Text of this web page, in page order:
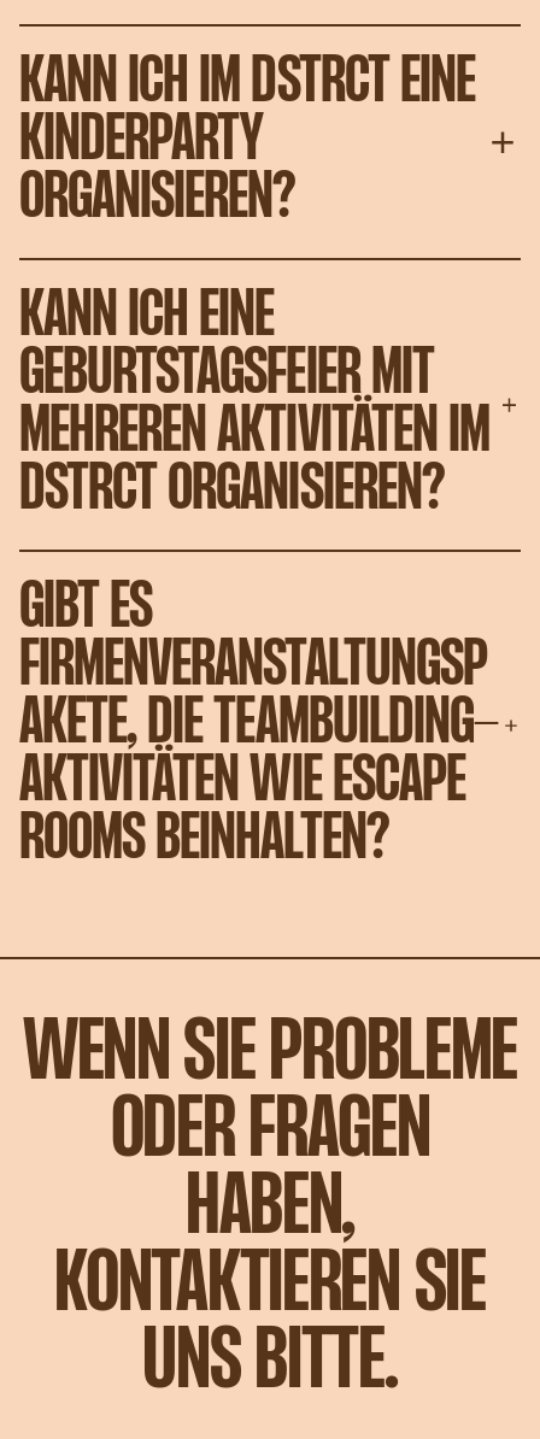
KANN ICH IM DSTRCT EINE
KINDERPARTY
ORGANISIEREN?
KANN ICH EINE
GEBURTSTAGSFEIER MIT
MEHREREN AKTIVITÄTEN IM
DSTRCT ORGANISIEREN?
GIBT ES
FIRMENVERANSTALTUNGSP
AKETE, DIE TEAMBUILDING-
AKTIVITÄTEN WIE ESCAPE
ROOMS BEINHALTEN?
WENN SIE PROBLEME
ODER FRAGEN
HABEN,
KONTAKTIEREN SIE
UNS BITTE.